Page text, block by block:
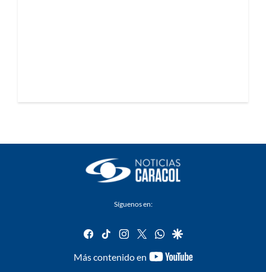
Síguenos en:
facebook
tiktok instagram
twitterwhatsapp
google
Más contenido en
youtube-